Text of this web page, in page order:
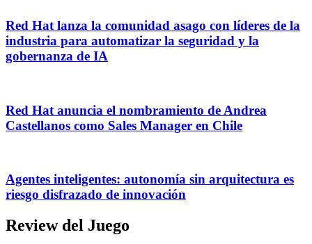
Red Hat lanza la comunidad asago con líderes de la
industria para automatizar la seguridad y la
gobernanza de IA
Red Hat anuncia el nombramiento de Andrea
Castellanos como Sales Manager en Chile
Agentes inteligentes: autonomía sin arquitectura es
riesgo disfrazado de innovación
Review del Juego